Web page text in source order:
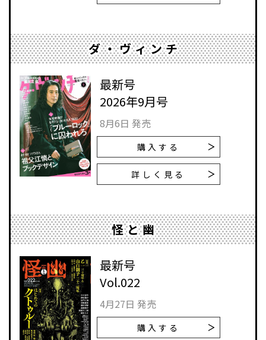
ダ・ヴィンチ
最新号
2026年9月号
8月6日 発売
購入する
詳しく見る
怪と幽
最新号
Vol.022
4月27日 発売
購入する